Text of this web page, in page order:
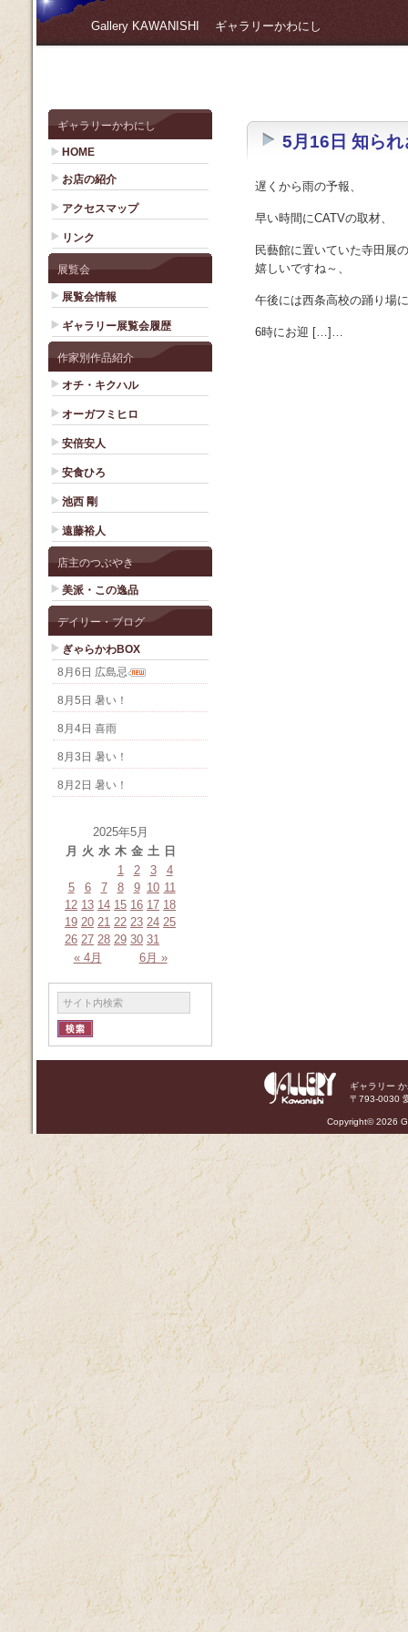
Gallery KAWANISHI ギャラリーかわにし
ギャラリーかわにし
HOME
お店の紹介
アクセスマップ
リンク
展覧会
展覧会情報
ギャラリー展覧会履歴
作家別作品紹介
オチ・キクハル
オーガフミヒロ
安倍安人
安食ひろ
池西 剛
遠藤裕人
店主のつぶやき
美派・この逸品
デイリー・ブログ
ぎゃらかわBOX
8月6日 広島忌
8月5日 暑い！
8月4日 喜雨
8月3日 暑い！
8月2日 暑い！
2025年5月
月
火 水 木 金 土 日
« 4月 6月 »
1 2 3
4
5
6 7 8 9 10 11
12 13 14 15 16 17 18
19 20 21 22 23 24 25
26 27 28 29 30 31
5月16日 知られ
遅くから雨の予報、
早い時間にCATVの取材、
民藝館に置いていた寺田展
嬉しいですね～、
午後には西条高校の踊り場
6時にお迎 […]…
ギャラリー
〒793-0030
Copyright©2026